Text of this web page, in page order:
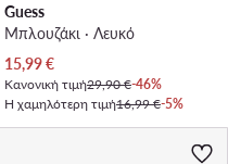
Guess
Μπλουζάκι · Λευκό
Τρέχουσα τιμή
15,99€
Κανονική τιμή29,90 €-46%
Η χαμηλότερη τιμή16,99 €-5%